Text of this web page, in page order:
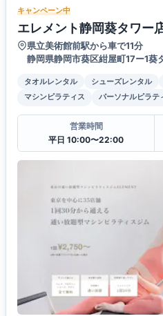
キャンペーン中
エレメント静岡葵タワー
県立美術館前駅から車で11分
静岡県静岡市葵区紺屋町17ー1葵
タオルレンタル シューズレンタル
マシンピラティス
パーソナルピラテ
営業時間
平日 10:00〜22:00